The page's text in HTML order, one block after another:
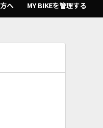
へ MY BIKEを管理する